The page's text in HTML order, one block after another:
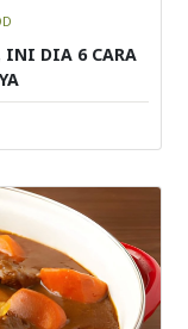
INI DIA 6 CARA